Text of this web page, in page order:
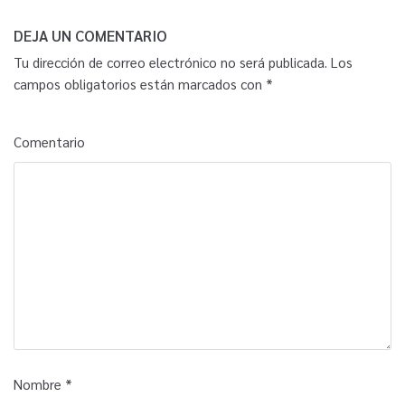
DEJA UN COMENTARIO
Tu dirección de correo electrónico no será publicada. Los
campos obligatorios están marcados con *
Comentario
Nombre *